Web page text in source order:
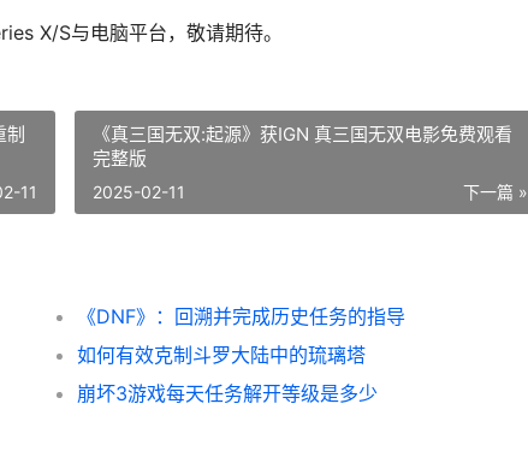
X/S与电脑平台，敬请期待。
制
11
《真三国无双:起源》获IGN 真三国无双电影免费观看
完整版
下一篇 »
2025-02-11
《DNF》：回溯并完成历史任务的指导
如何有效克制斗罗大陆中的琉璃塔
崩坏3游戏每天任务解开等级是多少